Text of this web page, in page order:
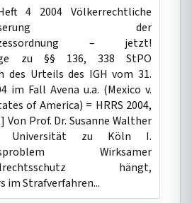
4 2004 Völkerrechtliche
der
– jetzt!
zu §§ 136, 338 StPO
des Urteils des IGH vom 31.
im Fall Avena u.a. (Mexico v.
of America) = HRRS 2004,
Von Prof. Dr. Susanne Walther
Universität zu Köln I.
Wirksamer
hängt,
im Strafverfahren...